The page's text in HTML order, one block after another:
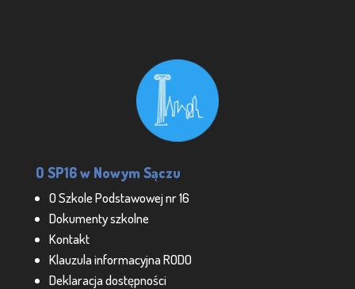
O SP16 w Nowym Sączu
O Szkole Podstawowej nr 16
Dokumenty szkolne
Kontakt
Klauzula informacyjna RODO
Deklaracja dostępności